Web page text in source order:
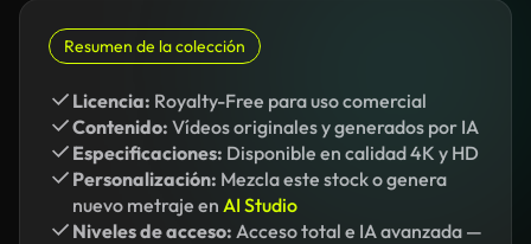
Resumen de la colección
Licencia: Royalty-Free para uso comercial
Contenido: Vídeos originales y generados por IA
Especificaciones: Disponible en calidad 4K y HD
Personalización: Mezcla este stock o genera
nuevo metraje en AI Studio
Niveles de acceso: Acceso total e IA avanzada —